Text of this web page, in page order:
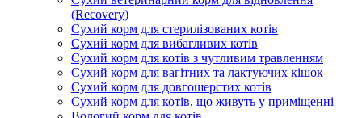
(Recovery)
Сухий корм для стерилізованих котів
Сухий корм для вибагливих котів
Сухий корм для котів з чутливим травленням
Сухий корм для вагітних та лактуючих кішок
Сухий корм для довгошерстих котів
Сухий корм для котів, що живуть у приміщенні